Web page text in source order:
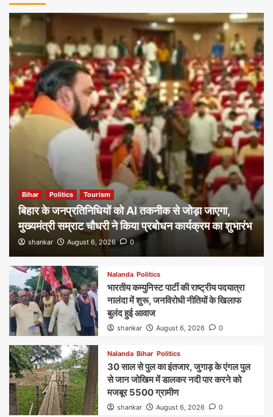
Bihar Politics Tourism
बिहार के जनप्रतिनिधियों को AI तकनीक से जोड़ा जाएगा,
मुख्यमंत्री सम्राट चौधरी ने किया प्रबोधन कार्यक्रम का शुभारंभ
shankar August 6, 2026 0
Nalanda Politics
भारतीय कम्युनिस्ट पार्टी की राष्ट्रीय पदयात्रा
नालंदा में शुरू, जनविरोधी नीतियों के खिलाफ
बुलंद हुई आवाज
shankar August 6, 2026 0
Nalanda Bihar Politics
30 साल से पुल का इंतजार, जुगाड़ के एंगल पुल
से जान जोखिम में डालकर नदी पार करने को
मजबूर 5500 ग्रामीण
shankar August 6, 2026 0